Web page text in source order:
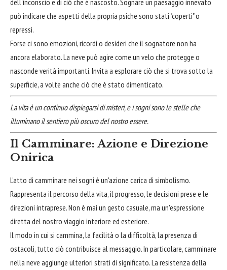
può indicare che aspetti della propria psiche sono stati "coperti" o
repressi.
Forse ci sono emozioni, ricordi o desideri che il sognatore non ha
ancora elaborato. La neve può agire come un velo che protegge o
nasconde verità importanti. Invita a esplorare ciò che si trova sotto la
superficie, a volte anche ciò che è stato dimenticato.
La vita è un continuo dispiegarsi di misteri, e i sogni sono le stelle che
illuminano il sentiero più oscuro del nostro essere.
Il Camminare: Azione e Direzione
Onirica
L'atto di camminare nei sogni è un'azione carica di simbolismo.
Rappresenta il percorso della vita, il progresso, le decisioni prese e le
direzioni intraprese. Non è mai un gesto casuale, ma un'espressione
diretta del nostro viaggio interiore ed esteriore.
Il modo in cui si cammina, la facilità o la difficoltà, la presenza di
ostacoli, tutto ciò contribuisce al messaggio. In particolare, camminare
nella neve aggiunge ulteriori strati di significato. La resistenza della